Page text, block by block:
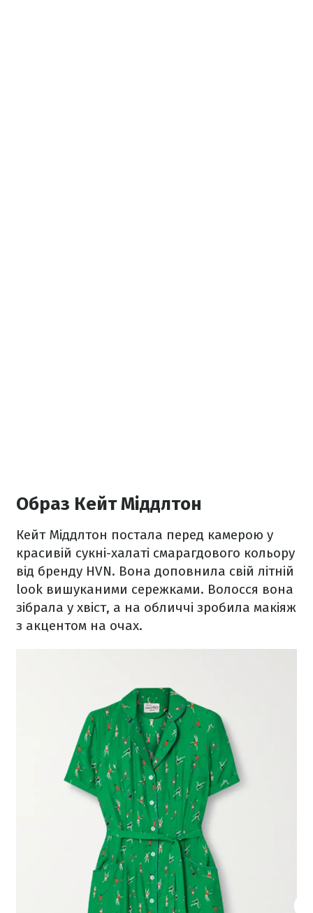
Образ Кейт Міддлтон
Кейт Міддлтон постала перед камерою у
красивій сукні-халаті смарагдового кольору
від бренду HVN. Вона доповнила свій літній
look вишуканими сережками. Волосся вона
зібрала у хвіст, а на обличчі зробила макіяж
з акцентом на очах.